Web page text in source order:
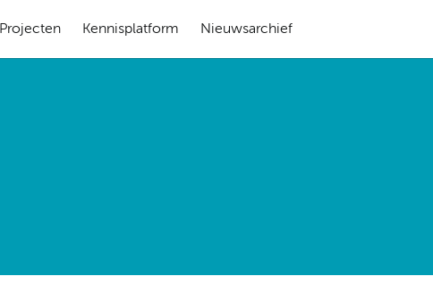
Projecten Kennisplatform Nieuwsarchief